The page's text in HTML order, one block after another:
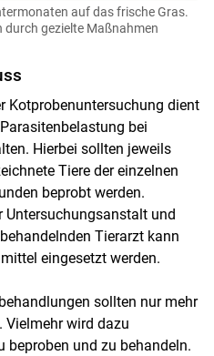
auf das frische Gras.
gezielte Maßnahmen
Kotprobenuntersuchung dient
bei
Hierbei sollten jeweils
Tiere der einzelnen
beprobt werden.
Untersuchungsanstalt und
Tierarzt kann
eingesetzt werden.
sollten nur mehr
wird dazu
beproben und zu behandeln.